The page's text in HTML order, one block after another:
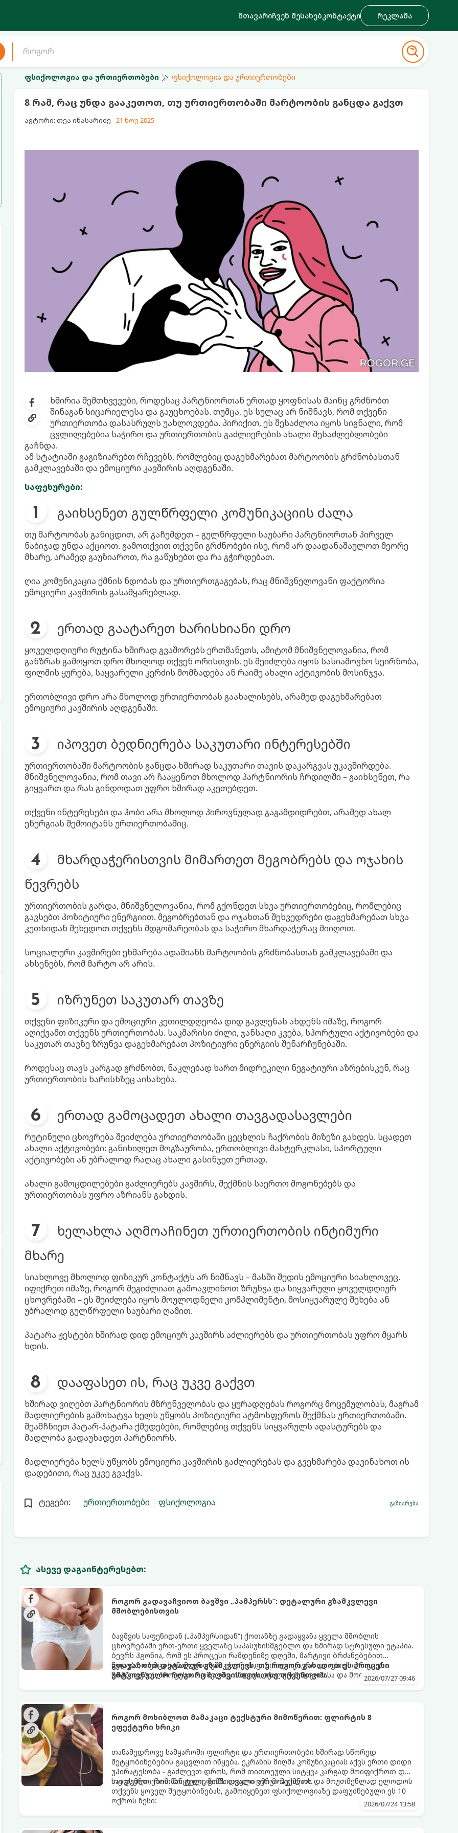
მთავარიჩვენ შესახებკონტაქტი რეკლამა
ფსიქოლოგია და ურთიერთობები ფსიქოლოგია და ურთიერთობები
8 რამ, რაც უნდა გააკეთოთ, თუ ურთიერთობაში მარტოობის განცდა გაქვთ
ავტორი: თეა ინასარიძე 21 ნოე 2025
ხშირია შემთხვევები, როდესაც პარტნიორთან ერთად ყოფნისას მაინც გრძნობთ
შინაგან სიცარიელესა და გაუცხოებას. თუმცა, ეს სულაც არ ნიშნავს, რომ თქვენი
ურთიერთობა დასასრულს უახლოვდება. პირიქით, ეს შესაძლოა იყოს სიგნალი, რომ
ცვლილებებია საჭირო და ურთიერთობის გაძლიერების ახალი შესაძლებლობები
გაჩნდა.
ამ სტატიაში გაგიზიარებთ რჩევებს, რომლებიც დაგეხმარებათ მარტოობის გრძნობასთან
გამკლავებაში და ემოციური კავშირის აღდგენაში.
საფეხურები:
გაიხსენეთ გულწრფელი კომუნიკაციის ძალა
თუ მარტოობას განიცდით, არ გაჩუმდეთ – გულწრფელი საუბარი პარტნიორთან პირველ
ნაბიჯად უნდა აქციოთ. გამოთქვით თქვენი გრძნობები ისე, რომ არ დაადანაშაულოთ მეორე
მხარე, არამედ გაუზიაროთ, რა გაწუხებთ და რა გჭირდებათ.
ღია კომუნიკაცია ქმნის ნდობას და ურთიერთგაგებას, რაც მნიშვნელოვანი ფაქტორია
ემოციური კავშირის გასამყარებლად.
ერთად გაატარეთ ხარისხიანი დრო
ყოველდღიური რუტინა ხშირად გვაშორებს ერთმანეთს, ამიტომ მნიშვნელოვანია, რომ
განზრახ გამოყოთ დრო მხოლოდ თქვენ ორისთვის. ეს შეიძლება იყოს სასიამოვნო სეირნობა,
ფილმის ყურება, საყვარელი კერძის მომზადება ან რაიმე ახალი აქტივობის მოსინჯვა.
ერთობლივი დრო არა მხოლოდ ურთიერთობას გაახალისებს, არამედ დაგეხმარებათ
ემოციური კავშირის აღდგენაში.
იპოვეთ ბედნიერება საკუთარი ინტერესებში
ურთიერთობაში მარტოობის განცდა ხშირად საკუთარი თავის დაკარგვას უკავშირდება.
მნიშვნელოვანია, რომ თავი არ ჩააყენოთ მხოლოდ პარტნიორის ჩრდილში – გაიხსენეთ, რა
გიყვართ და რას გინდოდათ უფრო ხშირად აკეთებდეთ.
თქვენი ინტერესები და ჰობი არა მხოლოდ პიროვნულად გაგამდიდრებთ, არამედ ახალ
ენერგიას შემოიტანს ურთიერთობაშიც.
მხარდაჭერისთვის მიმართეთ მეგობრებს და ოჯახის
წევრებს
ურთიერთობის გარდა, მნიშვნელოვანია, რომ გქონდეთ სხვა ურთიერთობებიც, რომლებიც
გავსებთ პოზიტიური ენერგიით. მეგობრებთან და ოჯახთან შეხვედრები დაგეხმარებათ სხვა
კუთხიდან შეხედოთ თქვენს მდგომარეობას და საჭირო მხარდაჭერაც მიიღოთ.
სოციალური კავშირები ეხმარება ადამიანს მარტოობის გრძნობასთან გამკლავებაში და
ახსენებს, რომ მარტო არ არის.
იზრუნეთ საკუთარ თავზე
თქვენი ფიზიკური და ემოციური კეთილდღეობა დიდ გავლენას ახდენს იმაზე, როგორ
აღიქვამთ თქვენს ურთიერთობას. საკმარისი ძილი, ჯანსაღი კვება, სპორტული აქტივობები და
საკუთარ თავზე ზრუნვა დაგეხმარებათ პოზიტიური ენერგიის შენარჩუნებაში.
როდესაც თავს კარგად გრძნობთ, ნაკლებად ხართ მიდრეკილი ნეგატიური აზრებისკენ, რაც
ურთიერთობის ხარისხზეც აისახება.
ერთად გამოცადეთ ახალი თავგადასავლები
რუტინული ცხოვრება შეიძლება ურთიერთობაში ცეცხლის ჩაქრობის მიზეზი გახდეს. სცადეთ
ახალი აქტივობები: განიხილეთ მოგზაურობა, ერთობლივი მასტერკლასი, სპორტული
აქტივობები ან უბრალოდ რაღაც ახალი გასინჯეთ ერთად.
ახალი გამოცდილებები გაძლიერებს კავშირს, შექმნის საერთო მოგონებებს და
ურთიერთობას უფრო აზრიანს გახდის.
ხელახლა აღმოაჩინეთ ურთიერთობის ინტიმური
მხარე
სიახლოვე მხოლოდ ფიზიკურ კონტაქტს არ ნიშნავს – მასში შედის ემოციური სიახლოვეც.
იფიქრეთ იმაზე, როგორ შეგიძლიათ გამოავლინოთ ზრუნვა და სიყვარული ყოველდღიურ
ცხოვრებაში – ეს შეიძლება იყოს მოულოდნელი კომპლიმენტი, მოსიყვარულე შეხება ან
უბრალოდ გულწრფელი საუბარი ღამით.
პატარა ჟესტები ხშირად დიდ ემოციურ კავშირს აძლიერებს და ურთიერთობას უფრო მყარს
ხდის.
დააფასეთ ის, რაც უკვე გაქვთ
ხშირად ვიღებთ პარტნიორის მზრუნველობას და ყურადღებას როგორც მოცემულობას, მაგრამ
მადლიერების გამოხატვა ხელს უწყობს პოზიტიური ატმოსფეროს შექმნას ურთიერთობაში.
შეამჩნიეთ პატარ-პატარა ქმედებები, რომლებიც თქვენს სიყვარულს ადასტურებს და
მადლობა გადაუხადეთ პარტნიორს.
მადლიერება ხელს უწყობს ემოციური კავშირის გაძლიერებას და გვეხმარება დავინახოთ ის
დადებითი, რაც უკვე გვაქვს.
ტეგები: ურთიერთობები ფსიქოლოგია გაზიარება
ასევე დაგაინტერესებთ:
როგორ გადავაჩვიოთ ბავშვი „პამპერსს“: დეტალური გზამკვლევი
მშობლებისთვის
ბავშვის საფენიდან („პამპერსიდან“) ქოთანზე გადაყვანა ყველა მშობლის
ცხოვრებაში ერთ-ერთი ყველაზე საპასუხისმგებლო და ხშირად სტრესული ეტაპია.
ბევრს ჰგონია, რომ ეს პროცესი რამდენიმე დღეში, მარტივი ბრძანებებით
წყდება, თუმცა სინამდვილეში ეს არის ფიზიოლოგიური და ფსიქოლოგიური
მომწიფების პროცესი, რომელიც ინდივიდუალურ მიდგომასა და მოთმინებას
გთავაზობთ დეტალურ გზამკვლევს, თუ როგორ გახადოთ ეს პროცესი
უმტკივნეულო როგორც ბავშვისთვის, ისე თქვენთვის.
2026/07/27 09:46
როგორ მოხიბლოთ მამაკაცი ტექსტური მიმოწერით: ფლირტის 8
ეფექტური ხრიკი
თანამედროვე სამყაროში ფლირტი და ურთიერთობები ხშირად სწორედ
შეტყობინებების გაცვლით იწყება. ეკრანის მიღმა კომუნიკაციას აქვს ერთი დიდი
უპირატესობა - გაძლევთ დროს, რომ თითოეული სიტყვა კარგად მოიფიქროთ და
საიდუმლოებით მოცული, მიმზიდველი იმიჯი შექმნათ.
თუ გსურთ, რომ მან ტელეფონს თვალი ვერ მოაცილოს და მოუთმენლად ელოდოს
თქვენს ყოველ შეტყობინებას, გამოიყენეთ ფსიქოლოგიაზე დაფუძნებული ეს 10
ოქროს წესი:
2026/07/24 13:58